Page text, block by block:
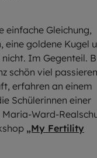
einfache Gleichung,
eine goldene Kugel
Im Gegenteil.
schön viel
erfahren an einem
Schülerinnen einer
Ward-
„My Fertility